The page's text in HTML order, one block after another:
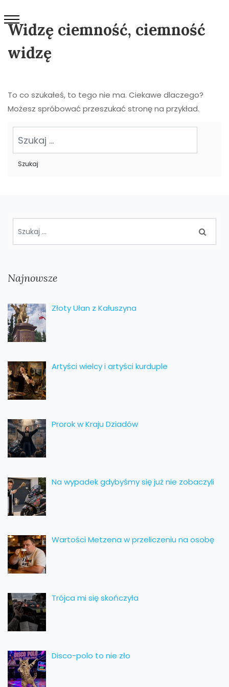
Widzę ciemność, ciemność
widzę
To co szukałeś, to tego nie ma. Ciekawe dlaczego?
Możesz spróbować przeszukać stronę na przykład.
Najnowsze
Złoty Ułan z Kałuszyna
Artyści wielcy i artyści kurduple
Prorok w Kraju Dziadów
Na wypadek gdybyśmy się już nie zobaczyli
Wartości Metzena w przeliczeniu na osobę
Trójca mi się skończyła
Disco-polo to nie zło